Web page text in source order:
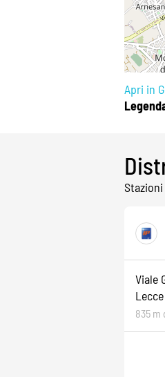
Apri in
Viale
Lecce
835